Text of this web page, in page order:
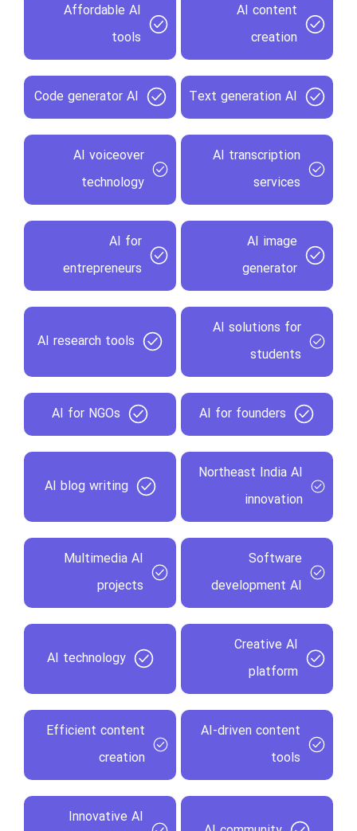
AI content
creation
Affordable AI
tools
Text generation AI
Code generator AI
AI transcription
services
AI voiceover
technology
AI image
generator
AI for
entrepreneurs
AI solutions for
students
AI research tools
AI for founders
AI for NGOs
Northeast India AI
innovation
AI blog writing
Software
development AI
Multimedia AI
projects
Creative AI
platform
AI technology
AI-driven content
tools
Efficient content
creation
Innovative AI